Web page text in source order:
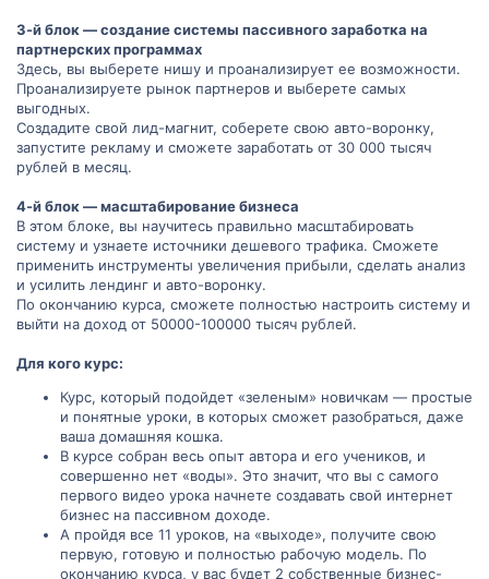
3-й блок — создание системы пассивного заработка на
партнерских программах
Здесь, вы выберете нишу и проанализирует ее возможности.
Проанализируете рынок партнеров и выберете самых
выгодных.
Создадите свой лид-магнит, соберете свою авто-воронку,
запустите рекламу и сможете заработать от 30 000 тысяч
рублей в месяц.
4-й блок — масштабирование бизнеса
В этом блоке, вы научитесь правильно масштабировать
систему и узнаете источники дешевого трафика. Сможете
применить инструменты увеличения прибыли, сделать анализ
и усилить лендинг и авто-воронку.
По окончанию курса, сможете полностью настроить систему и
выйти на доход от 50000-100000 тысяч рублей.
Для кого курс:
Курс, который подойдет «зеленым» новичкам — простые
и понятные уроки, в которых сможет разобраться, даже
ваша домашняя кошка.
В курсе собран весь опыт автора и его учеников, и
совершенно нет «воды». Это значит, что вы с самого
первого видео урока начнете создавать свой интернет
бизнес на пассивном доходе.
А пройдя все 11 уроков, на «выходе», получите свою
первую, готовую и полностью рабочую модель. По
окончанию курса, у вас будет 2 собственные бизнес-